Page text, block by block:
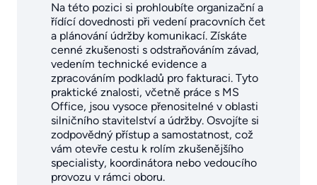
Na této pozici si prohloubíte organizační a
řídící dovednosti při vedení pracovních čet
a plánování údržby komunikací. Získáte
cenné zkušenosti s odstraňováním závad,
vedením technické evidence a
zpracováním podkladů pro fakturaci. Tyto
praktické znalosti, včetně práce s MS
Office, jsou vysoce přenositelné v oblasti
silničního stavitelství a údržby. Osvojíte si
zodpovědný přístup a samostatnost, což
vám otevře cestu k rolím zkušenějšího
specialisty, koordinátora nebo vedoucího
provozu v rámci oboru.